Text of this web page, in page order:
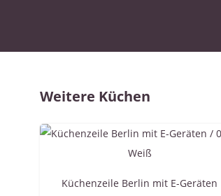
Weitere Küchen
Küchenzeile Berlin mit E-Geräten